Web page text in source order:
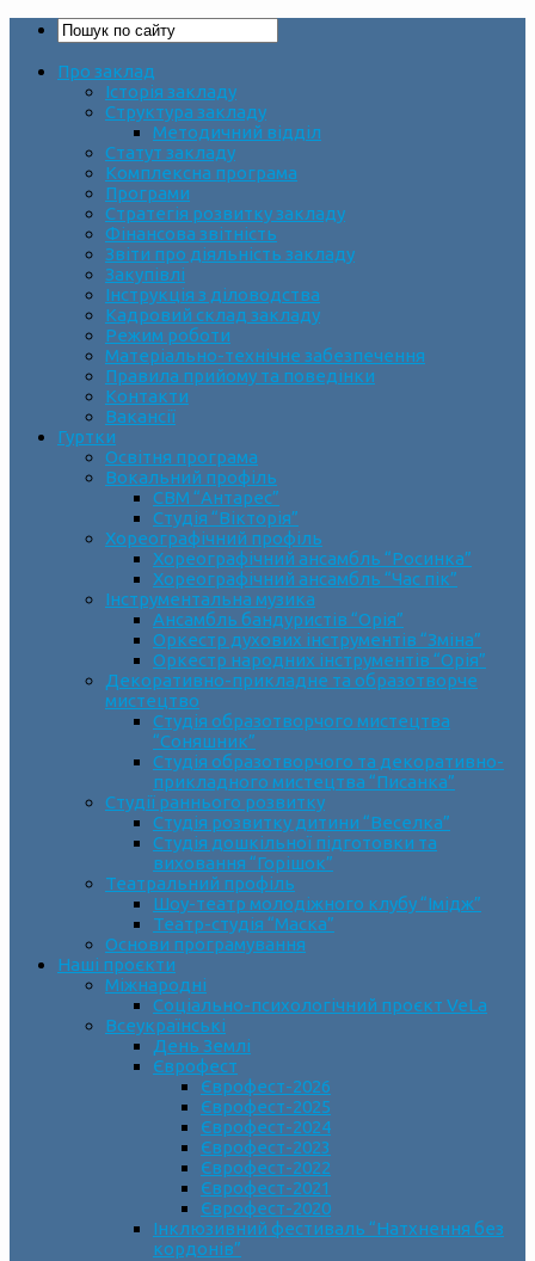
Про заклад
Історія закладу
Структура закладу
Методичний відділ
Статут закладу
Комплексна програма
Програми
Стратегія розвитку закладу
Фінансова звітність
Звіти про діяльність закладу
Закупівлі
Інструкція з діловодства
Кадровий склад закладу
Режим роботи
Матеріально-технічне забезпечення
Правила прийому та поведінки
Контакти
Вакансії
Гуртки
Освітня програма
Вокальний профіль
СВМ “Антарес”
Студія “Вікторія”
Хореографічний профіль
Хореографічний ансамбль “Росинка”
Хореографічний ансамбль “Час пік”
Інструментальна музика
Ансамбль бандуристів “Орія”
Оркестр духових інструментів “Зміна”
Оркестр народних інструментів “Орія”
Декоративно-прикладне та образотворче
мистецтво
Cтудія образотворчого мистецтва
“Соняшник”
Студія образотворчого та декоративно-
прикладного мистецтва “Писанка”
Студії раннього розвитку
Студія розвитку дитини “Веселка”
Студія дошкільної підготовки та
виховання “Горішок”
Театральний профіль
Шоу-театр молодіжного клубу “Імідж”
Театр-студія “Маска”
Основи програмування
Наші проєкти
Міжнародні
Соціально-психологічний проєкт VeLa
Всеукраїнські
День Землі
Єврофест
Єврофест-2026
Єврофест-2025
Єврофест-2024
Єврофест-2023
Єврофест-2022
Єврофест-2021
Єврофест-2020
Інклюзивний фестиваль “Натхнення без
кордонів”